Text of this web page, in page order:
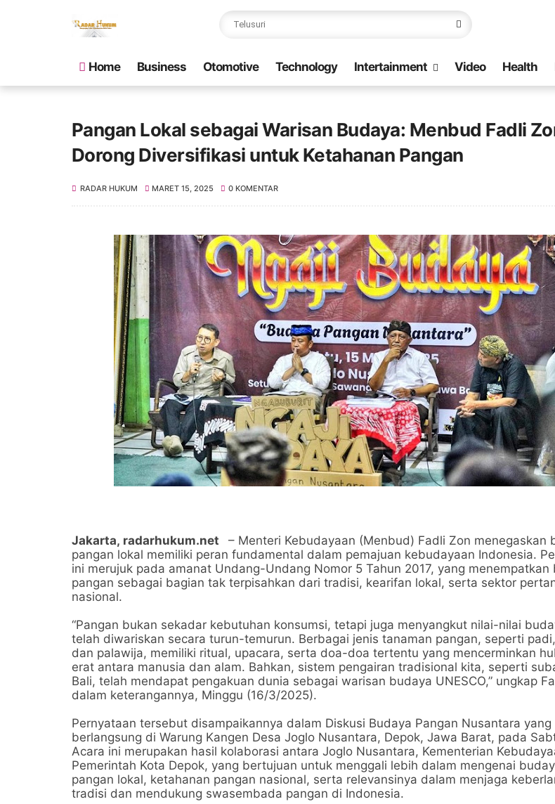
Home Business Otomotive Technology Intertainment Video Health
Pangan Lokal sebagai Warisan Budaya: Menbud Fadli
Dorong Diversifikasi untuk Ketahanan Pangan
RADAR HUKUM MARET 15, 2025 0 KOMENTAR
Jakarta, radarhukum.net
– Menteri Kebudayaan (Menbud) Fadli Zon menegaskan
pangan lokal memiliki peran fundamental dalam pemajuan kebudayaan Indonesia.
ini merujuk pada amanat Undang-Undang Nomor 5 Tahun 2017, yang menempatkan
pangan sebagai bagian tak terpisahkan dari tradisi, kearifan lokal, serta sektor
nasional.
“Pangan bukan sekadar kebutuhan konsumsi, tetapi juga menyangkut nilai-nilai
telah diwariskan secara turun-temurun. Berbagai jenis tanaman pangan, seperti
dan palawija, memiliki ritual, upacara, serta doa-doa tertentu yang mencerminkan
erat antara manusia dan alam. Bahkan, sistem pengairan tradisional kita, seperti
Bali, telah mendapat pengakuan dunia sebagai warisan budaya UNESCO,” ungkap
dalam keterangannya, Minggu (16/3/2025).
Pernyataan tersebut disampaikannya dalam Diskusi Budaya Pangan Nusantara yang
berlangsung di Warung Kangen Desa Joglo Nusantara, Depok, Jawa Barat, pada
Acara ini merupakan hasil kolaborasi antara Joglo Nusantara, Kementerian
Pemerintah Kota Depok, yang bertujuan untuk menggali lebih dalam mengenai
pangan lokal, ketahanan pangan nasional, serta relevansinya dalam menjaga
tradisi dan mendukung swasembada pangan di Indonesia.